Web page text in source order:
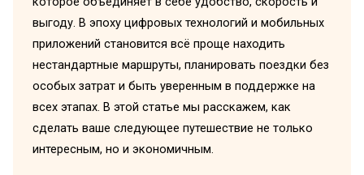
выгоду. В эпоху цифровых технологий и мобильных
приложений становится всё проще находить
нестандартные маршруты, планировать поездки без
особых затрат и быть уверенным в поддержке на
всех этапах. В этой статье мы расскажем, как
сделать ваше следующее путешествие не только
интересным, но и экономичным.